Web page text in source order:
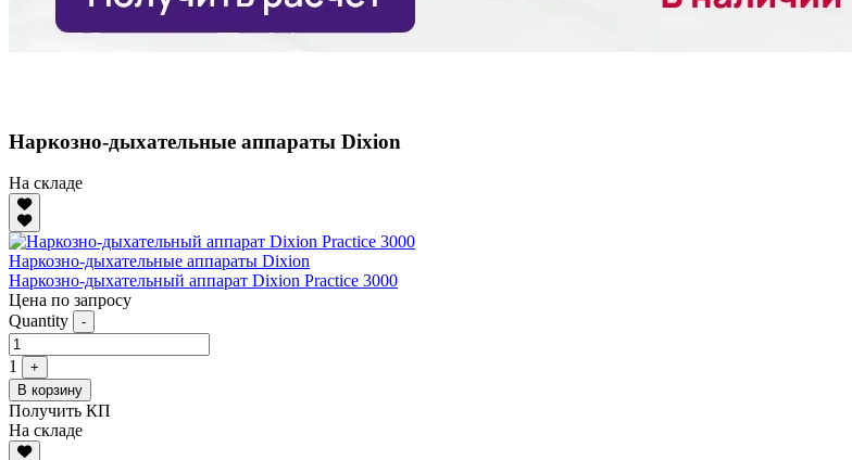
Наркозно-дыхательные аппараты Dixion
На складе
Наркозно-дыхательные аппараты Dixion
Наркозно-дыхательный аппарат Dixion Practice 3000
Цена по запросу
Quantity
-
1
+
В корзину
Получить КП
На складе